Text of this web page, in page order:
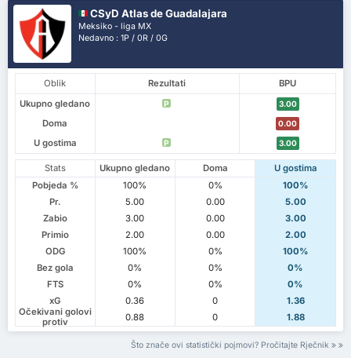
CSyD Atlas de Guadalajara
Meksiko - liga MX
Nedavno : 1P / 0R / 0G
Oblik Rezultati
BPU
Ukupno gledano
P 3.00
Doma 0.00
U gostima P 3.00
Stats Ukupno gledano Doma
U gostima
Pobjeda %
100% 0%
100%
Pr.
5.00 0.00
5.00
Zabio
3.00 0.00
3.00
Primio
2.00 0.00
2.00
ODG
100% 0%
100%
Bez gola
0% 0%
0%
FTS
0% 0%
0%
xG
0.36 0
1.36
Očekivani golovi
protiv
0.88 0 1.88
Što znače ovi statistički pojmovi? Pročitajte Rječnik